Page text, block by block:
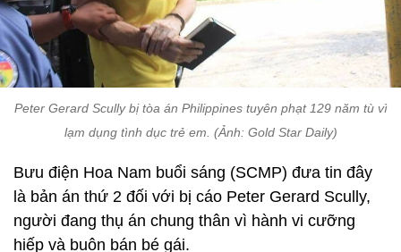
Peter Gerard Scully bị tòa án Philippines tuyên phạt 129 năm tù vì
lạm dụng tình dục trẻ em. (Ảnh: Gold Star Daily)
Bưu điện Hoa Nam buổi sáng (SCMP) đưa tin đây
là bản án thứ 2 đối với bị cáo Peter Gerard Scully,
người đang thụ án chung thân vì hành vi cưỡng
hiếp và buôn bán bé gái.